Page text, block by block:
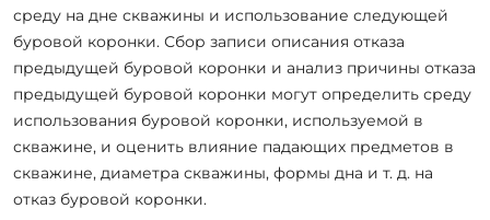
среду на дне скважины и использование следующей
буровой коронки. Сбор записи описания отказа
предыдущей буровой коронки и анализ причины отказа
предыдущей буровой коронки могут определить среду
использования буровой коронки, используемой в
скважине, и оценить влияние падающих предметов в
скважине, диаметра скважины, формы дна и т. д. на
отказ буровой коронки.